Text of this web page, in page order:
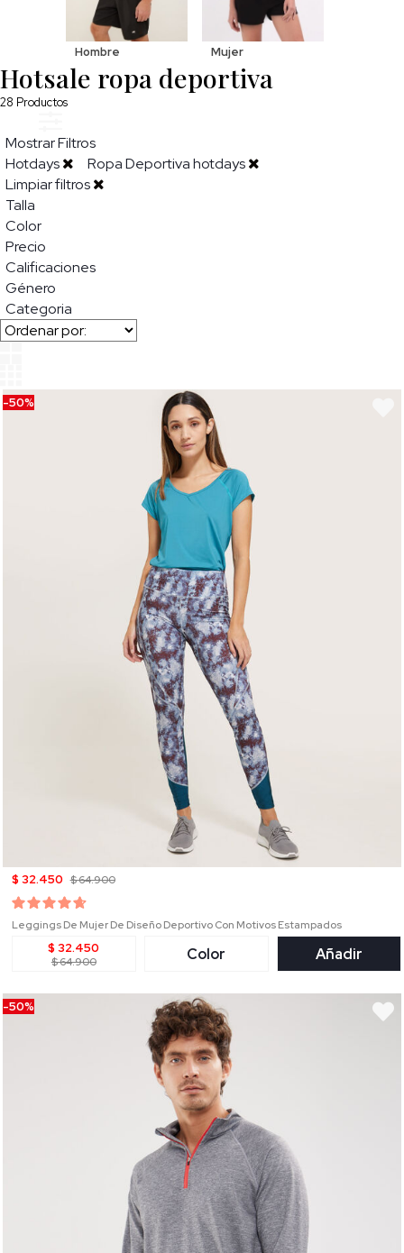
Hombre Mujer
Hotsale ropa deportiva
28 Productos
Mostrar Filtros
Hotdays
Ropa Deportiva hotdays
Limpiar filtros
Talla
Color
Precio
Calificaciones
Género
Categoria
-50%
$ 32.450 $ 64.900
Leggings De Mujer De Diseño Deportivo Con Motivos Estampados
$ 32.450
$ 64.900 Color Añadir
-50%